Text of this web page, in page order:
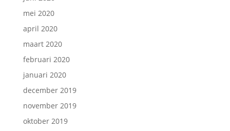
mei 2020
april 2020
maart 2020
februari 2020
januari 2020
december 2019
november 2019
oktober 2019